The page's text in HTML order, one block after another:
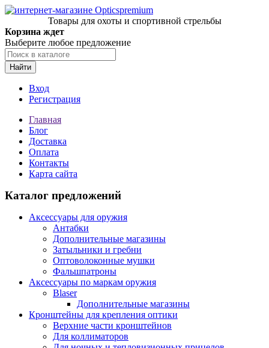
Товары для охоты и спортивной стрельбы
Корзина ждет
Выберите любое предложение
Найти
Вход
Регистрация
Главная
Блог
Доставка
Оплата
Контакты
Карта сайта
Каталог предложений
Аксессуары для оружия
Антабки
Дополнительные магазины
Затыльники и гребни
Оптоволоконные мушки
Фальшпатроны
Аксессуары по маркам оружия
Blaser
Дополнительные магазины
Кронштейны для крепления оптики
Верхние части кронштейнов
Для коллиматоров